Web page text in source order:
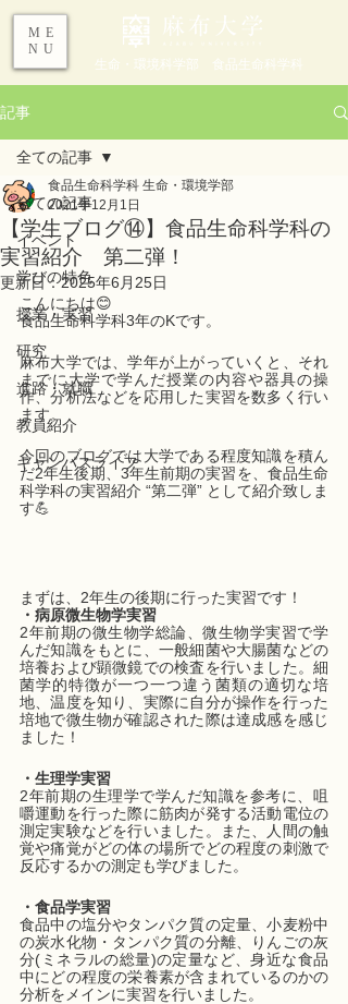
生命・環境科学部 食品生命科学科
ME
NU
記事
全ての記事
イベント
学びの特色
授業・実習
研究
進路・就職
教員紹介
キャンパスライフ
全ての記事
【学生ブログ⑭】食品生命科学科の
実習紹介 第二弾！
食品生命科学科 生命・環境学部
2021年12月1日
更新日：2025年6月25日
こんにちは😊
食品生命科学科3年のKです。
麻布大学では、学年が上がっていくと、それ
までに大学で学んだ授業の内容や器具の操
作、分析法などを応用した実習を数多く行い
ます。
今回のブログでは大学である程度知識を積ん
だ2年生後期、3年生前期の実習を、食品生命
科学科の実習紹介 “第二弾” として紹介致しま
す💪
まずは、2年生の後期に行った実習です！
・病原微生物学実習
2年前期の微生物学総論、微生物学実習で学
んだ知識をもとに、一般細菌や大腸菌などの
培養および顕微鏡での検査を行いました。細
菌学的特徴が一つ一つ違う菌類の適切な培
地、温度を知り、実際に自分が操作を行った
培地で微生物が確認された際は達成感を感じ
ました！
・生理学実習
2年前期の生理学で学んだ知識を参考に、咀
嚼運動を行った際に筋肉が発する活動電位の
測定実験などを行いました。また、人間の触
覚や痛覚がどの体の場所でどの程度の刺激で
反応するかの測定も学びました。
・食品学実習
食品中の塩分やタンパク質の定量、小麦粉中
の炭水化物・タンパク質の分離、りんごの灰
分(ミネラルの総量)の定量など、身近な食品
中にどの程度の栄養素が含まれているのかの
分析をメインに実習を行いました。